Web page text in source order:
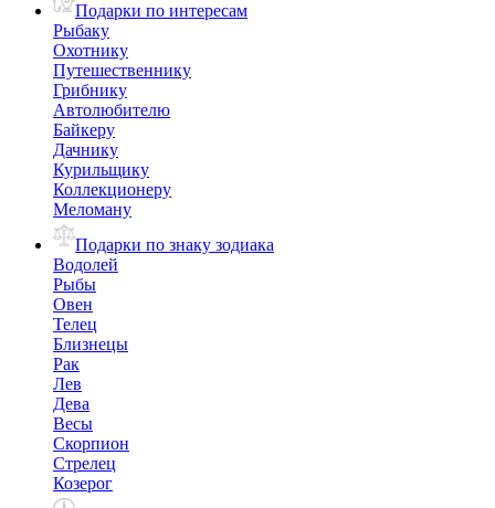
Подарки по интересам
Рыбаку
Охотнику
Путешественнику
Грибнику
Автолюбителю
Байкеру
Дачнику
Курильщику
Коллекционеру
Меломану
Подарки по знаку зодиака
Водолей
Рыбы
Овен
Телец
Близнецы
Рак
Лев
Дева
Весы
Скорпион
Стрелец
Козерог